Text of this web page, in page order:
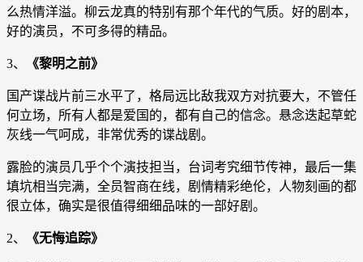
么热情洋溢。柳云龙真的特别有那个年代的气质。好的剧本，
好的演员，不可多得的精品。
3、 《黎明之前》
国产谍战片前三水平了，格局远比敌我双方对抗要大，不管任
何立场，所有人都是爱国的，都有自己的信念。悬念迭起草蛇
灰线一气呵成，非常优秀的谍战剧。
露脸的演员几乎个个演技担当，台词考究细节传神，最后一集
填坑相当完满，全员智商在线，剧情精彩绝伦，人物刻画的都
很立体，确实是很值得细细品味的一部好剧。
2、 《无悔追踪》